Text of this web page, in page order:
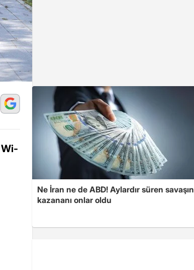
Ne İran ne de ABD! Aylardır süren savaşın
kazananı onlar oldu